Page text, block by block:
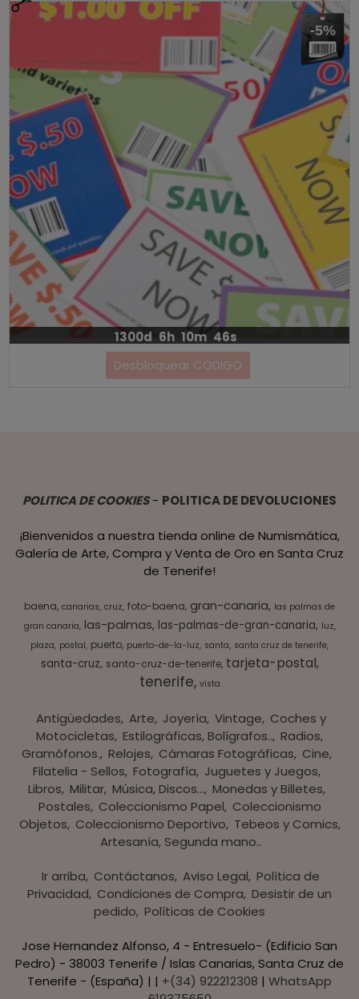
-5%
1300d 6h 10m 46s
POLITICA DE COOKIES- POLITICA DE DEVOLUCIONES
¡Bienvenidos a nuestra tienda online de Numismática,
Galería de Arte, Compra y Venta de Oro en Santa Cruz
de Tenerife!
baena canarias cruz foto-baena gran-canaria las palmas de
gran canaria las-palmas las-palmas-de-gran-canaria luz
plaza postal puerto puerto-de-la-luz santa santa cruz de tenerife
santa-cruz santa-cruz-de-tenerife tarjeta-postal
tenerife vista
Antigüedades Arte Joyería Vintage Coches y
Motocicletas Estilográficas, Bolígrafos.. Radios,
Gramófonos. Relojes Cámaras Fotográficas Cine
Filatelia - Sellos Fotografía Juguetes y Juegos
Libros Militar Música, Discos... Monedas y Billetes
Postales Coleccionismo Papel Coleccionismo
Objetos Coleccionismo Deportivo Tebeos y Comics
Artesanía, Segunda mano..
Ir arriba Contáctanos Aviso Legal Política de
Privacidad Condiciones de Compra Desistir de un
pedido Políticas de Cookies
Jose Hernandez Alfonso, 4 - Entresuelo- (Edificio San
Pedro) - 38003 Tenerife / Islas Canarias, Santa Cruz de
Tenerife - (España) | | +(34) 922212308 | WhatsApp